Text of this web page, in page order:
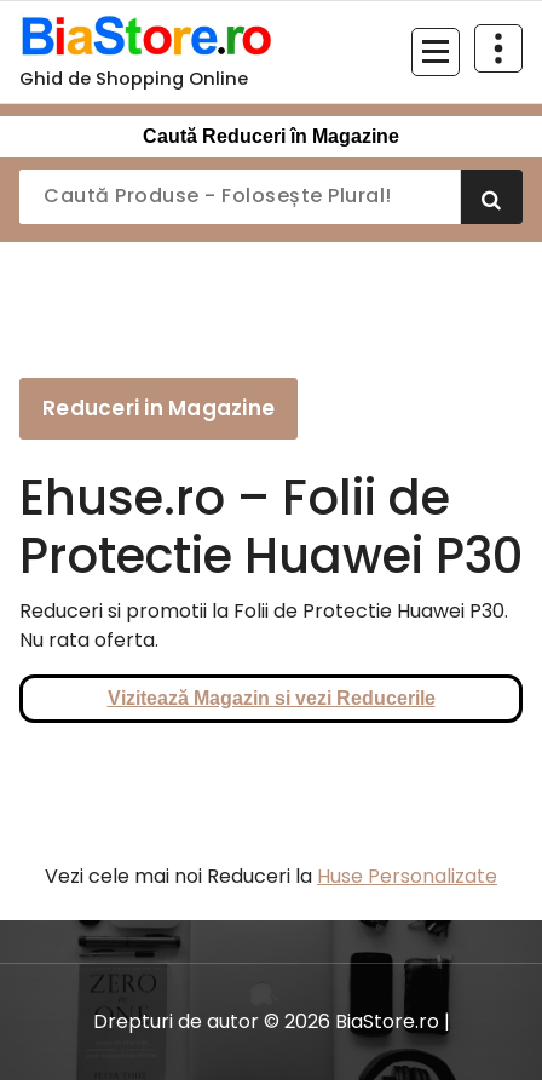
Sari
conținut
Ghid de Shopping Online
Caută Reduceri în Magazine
Reduceri in Magazine
Ehuse.ro – Folii de
Protectie Huawei P30
Reduceri si promotii la Folii de Protectie Huawei P30.
Nu rata oferta.
Vizitează Magazin si vezi Reducerile
Vezi cele mai noi Reduceri la Huse Personalizate
Drepturi de autor © 2026 BiaStore.ro |